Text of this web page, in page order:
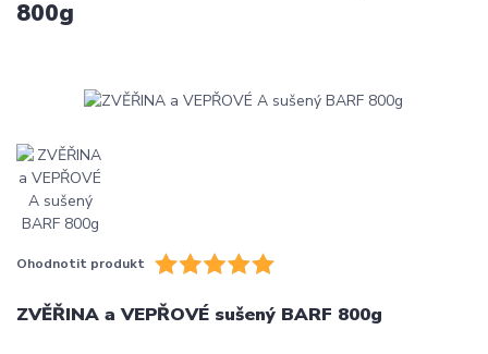
800g
Ohodnotit produkt
ZVĚŘINA a VEPŘOVÉ sušený BARF 800g